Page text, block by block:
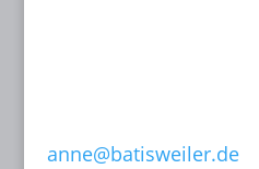
anne@batisweiler.de